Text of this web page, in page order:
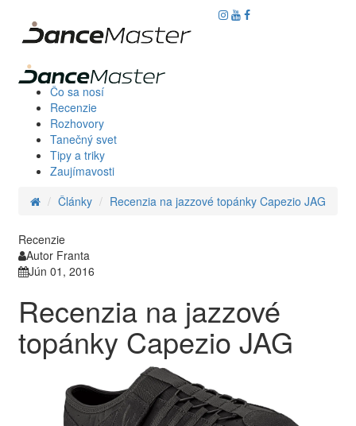
Čo sa nosí
Recenzie
Rozhovory
Tanečný svet
Tipy a triky
Zaujímavosti
Články
Recenzia na jazzové topánky Capezio JAG
Recenzie
Autor Franta
Jún 01, 2016
Recenzia na jazzové
topánky Capezio JAG